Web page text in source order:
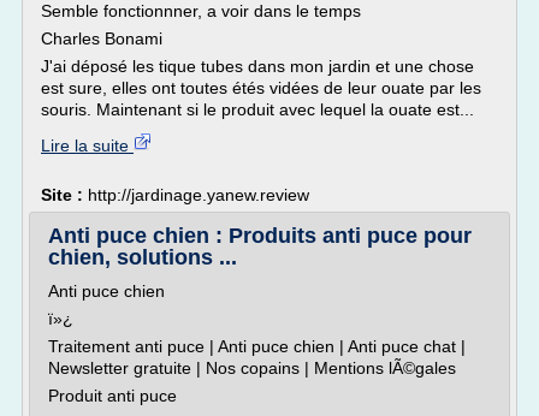
Semble fonctionnner, a voir dans le temps
Charles Bonami
J'ai déposé les tique tubes dans mon jardin et une chose
est sure, elles ont toutes étés vidées de leur ouate par les
souris. Maintenant si le produit avec lequel la ouate est...
Lire la suite
Site : http://jardinage.yanew.review
Anti puce chien : Produits anti puce pour
chien, solutions ...
Anti puce chien
ï»¿
Traitement anti puce | Anti puce chien | Anti puce chat |
Newsletter gratuite | Nos copains | Mentions lÃ©gales
Produit anti puce